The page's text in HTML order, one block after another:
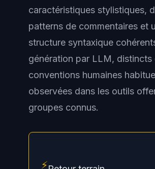
caractéristiques stylistiques,
patterns de commentaires et
structure syntaxique
génération par LLM, distincts
conventions humaines
observées dans les outils
groupes connus.
⚡